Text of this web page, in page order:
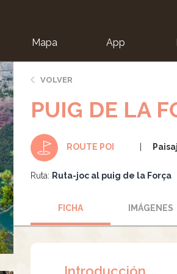
Mapa App
VOLVER
PUIG DE LA
ROUTE POI
Ruta: Ruta-joc al puig de la Força
FICHA IMÁGENES